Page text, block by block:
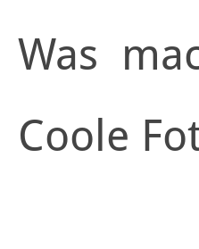
Was
Coole